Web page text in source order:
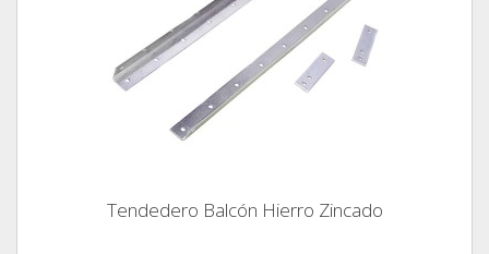
Tendedero Balcón Hierro Zincado